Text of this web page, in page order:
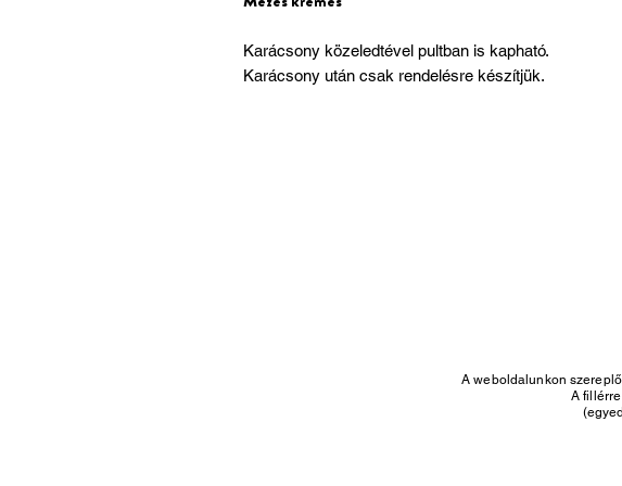
Karácsony közeledtével pultban is kapható.
Karácsony után csak rendelésre készítjük.
A weboldalunkon
A